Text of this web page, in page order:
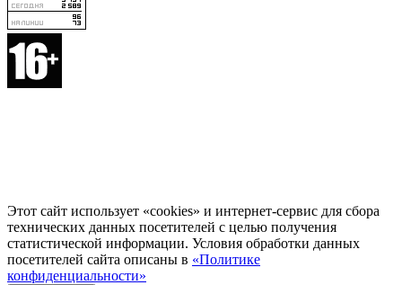
Этот сайт использует «cookies» и интернет-сервис для сбора
технических данных посетителей с целью получения
статистической информации. Условия обработки данных
посетителей сайта описаны в «Политике
конфиденциальности»